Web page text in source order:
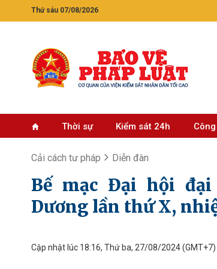
Thứ sáu 07/08/2026
Thời sự Kiểm sát 24h
Cải cách tư pháp Diễn đàn
Bế mạc Đại hội
Dương lần thứ X,
Cập nhật lúc 18:16, Thứ ba, 27/08/2024(GMT+7)